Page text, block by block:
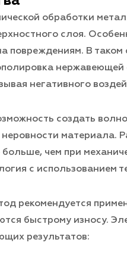
обработки
слоя.
повреждениям. В таком
нержавеющей
негативного
создать
материала.
чем при
с использованием
рекомендуется
быстрому износу.
результатов: